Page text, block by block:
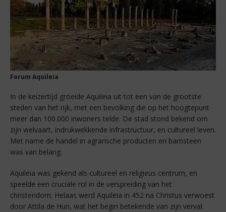
Forum Aquileia
In de keizertijd groeide Aquileia uit tot een van de grootste
steden van het rijk, met een bevolking die op het hoogtepunt
meer dan 100.000 inwoners telde. De stad stond bekend om
zijn welvaart, indrukwekkende infrastructuur, en cultureel leven.
Met name de handel in agrarische producten en barnsteen
was van belang.
Aquileia was gekend als cultureel en religieus centrum, en
speelde een cruciale rol in de verspreiding van het
christendom. Helaas werd Aquileia in 452 na Christus verwoest
door Attila de Hun, wat het begin betekende van zijn verval.